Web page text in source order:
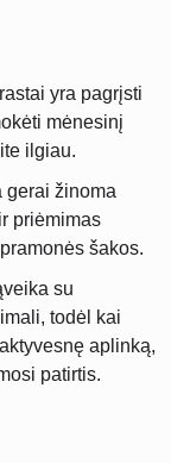
yra pagrįsti
mėnesinį
ilgiau.
gerai žinoma
priėmimas
šakos.
su
todėl kai
aplinką,
patirtis.